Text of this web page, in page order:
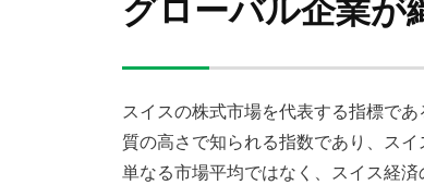
グローバル企業が
スイスの株式市場を代表する指標で
質の高さで知られる指数であり、ス
単なる市場平均ではなく、スイス経